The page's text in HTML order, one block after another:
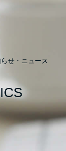
せ・ニュース